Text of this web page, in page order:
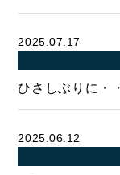
2025.07.17
ひさしぶりに・
2025.06.12